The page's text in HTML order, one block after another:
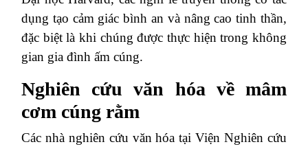
dụng tạo cảm giác bình an và nâng cao tinh thần,
đặc biệt là khi chúng được thực hiện trong không
gian gia đình ấm cúng.
Nghiên cứu văn hóa về mâm
cơm cúng rằm
Các nhà nghiên cứu văn hóa tại Viện Nghiên cứu